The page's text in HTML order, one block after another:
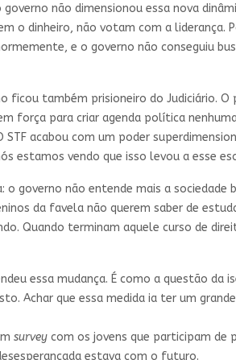
não dimensionou essa nova
o dinheiro, não votam com a liderança.
e o governo não conseguiu
ficou também prisioneiro do Judiciário.
força para criar agenda política
STF acabou com um poder
estamos vendo que isso levou a esse
o governo não entende mais a
da favela não querem saber de
Quando terminam aquele curso de
essa mudança. É como a questão
Achar que essa medida ia ter um
survey com os jovens que participam de
estava com o futuro.